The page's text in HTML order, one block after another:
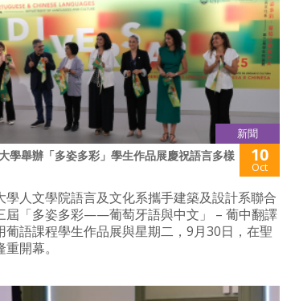
新聞
學舉辦「多姿多彩」學生作品展慶祝語言多樣
10
Oct
學人文學院語言及文化系攜手建築及設計系聯合
屆「多姿多彩——葡萄牙語與中文」 – 葡中翻譯
葡語課程學生作品展與星期二，9月30日，在聖
開幕。